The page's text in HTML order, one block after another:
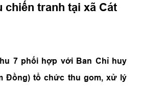
chiến tranh tại xã Cát
7 phối hợp với Ban Chỉ huy
Đồng) tổ chức thu gom, xử lý